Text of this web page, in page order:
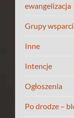
ewangelizacja
Grupy
Inne
Intencje
Ogłoszenia
Po drodze –